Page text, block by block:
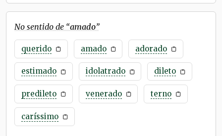
No sentido de “amado”
querido amado adorado
estimado idolatrado dileto
predileto venerado terno
caríssimo